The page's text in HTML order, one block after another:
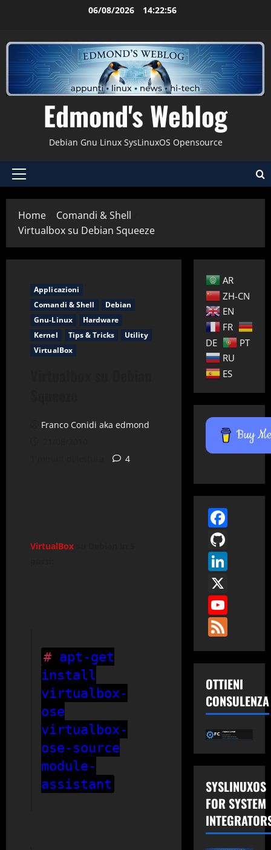
06/08/2026 14:22:57
Edmond's Weblog
Debian Gnu Linux SysLinuxOS Opensource
Menu
Home
Comandi & Shell
Virtualbox su Debian Squeeze
Applicazioni
Comandi & Shell
Debian
Gnu-Linux
Hardware
Kernel
Tips & Tricks
Utility
VirtualBox
Franco Conidi aka edmond
4
VirtualBox
# apt-get
install
virtualbox-
ose
virtualbox-
ose-source
module-
assistant
AR
ZH-CN
EN
FR
DE
PT
RU
ES
Buy
Feed
OTTIENI
CONSULENZA
SYSLINUXOS
FOR SYSTEM